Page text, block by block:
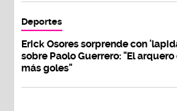
Deportes
Erick Osores sorprende con
sobre Paolo Guerrero: "El
más goles"